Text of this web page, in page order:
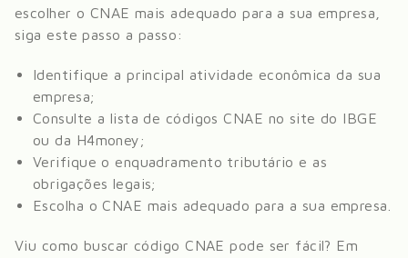
escolher o CNAE mais adequado para a sua empresa,
siga este passo a passo:
Identifique a principal atividade econômica da sua
empresa;
Consulte a lista de códigos CNAE no site do IBGE
ou da H4money;
Verifique o enquadramento tributário e as
obrigações legais;
Escolha o CNAE mais adequado para a sua empresa.
Viu como buscar código CNAE pode ser fácil? Em